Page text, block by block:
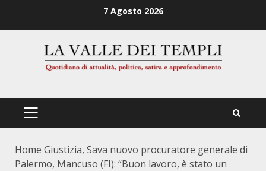
7 Agosto 2026
PRIMÄRES
Home Giustizia, Sava nuovo procuratore generale di
Palermo, Mancuso (FI): “Buon lavoro, è stato un